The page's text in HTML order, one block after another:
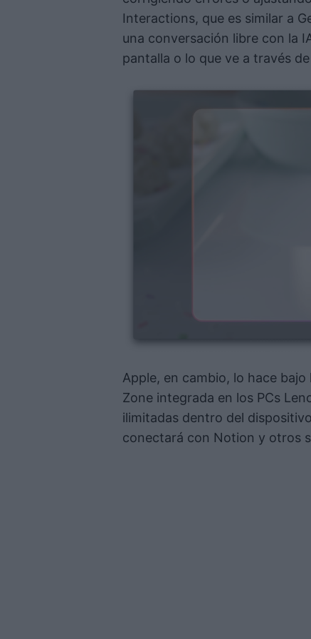
Interactions, que es similar a
una conversación libre con la
pantalla o lo que ve a través
Apple, en cambio, lo hace
Zone integrada en los PCs
ilimitadas dentro del
conectará con Notion y otros